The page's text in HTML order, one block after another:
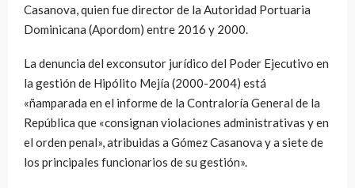
Casanova, quien fue director de la Autoridad Portuaria
Dominicana (Apordom) entre 2016 y 2000.
La denuncia del exconsutor jurídico del Poder Ejecutivo en
la gestión de Hipólito Mejía (2000-2004) está
«ñamparada en el informe de la Contraloría General de la
República que «consignan violaciones administrativas y en
el orden penal», atribuidas a Gómez Casanova y a siete de
los principales funcionarios de su gestión».